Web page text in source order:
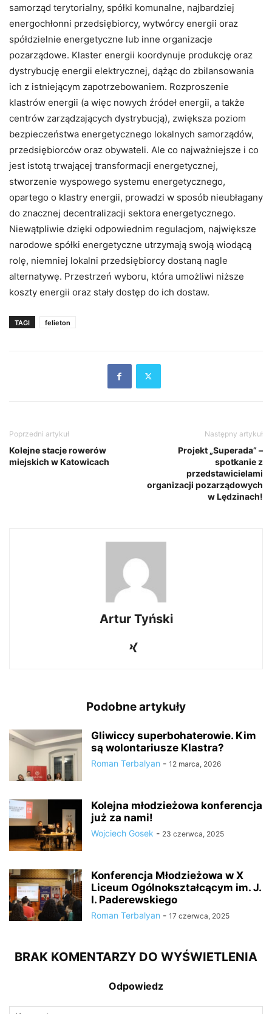
samorząd terytorialny, spółki komunalne, najbardziej
energochłonni przedsiębiorcy, wytwórcy energii oraz
spółdzielnie energetyczne lub inne organizacje
pozarządowe. Klaster energii koordynuje produkcję oraz
dystrybucję energii elektrycznej, dążąc do zbilansowania
ich z istniejącym zapotrzebowaniem. Rozproszenie
klastrów energii (a więc nowych źródeł energii, a także
centrów zarządzających dystrybucją), zwiększa poziom
bezpieczeństwa energetycznego lokalnych samorządów,
przedsiębiorców oraz obywateli. Ale co najważniejsze i co
jest istotą trwającej transformacji energetycznej,
stworzenie wyspowego systemu energetycznego,
opartego o klastry energii, prowadzi w sposób nieubłagany
do znacznej decentralizacji sektora energetycznego.
Niewątpliwie dzięki odpowiednim regulacjom, największe
narodowe spółki energetyczne utrzymają swoją wiodącą
rolę, niemniej lokalni przedsiębiorcy dostaną nagle
alternatywę. Przestrzeń wyboru, która umożliwi niższe
koszty energii oraz stały dostęp do ich dostaw.
TAGI felieton
Poprzedni artykuł
Kolejne stacje rowerów
miejskich w Katowicach
Następny artykuł
Projekt „Superada” –
spotkanie z
przedstawicielami
organizacji pozarządowych
w Lędzinach!
Artur Tyński
Podobne artykuły
Gliwiccy superbohaterowie. Kim
są wolontariusze Klastra?
Roman Terbalyan - 12 marca, 2026
Kolejna młodzieżowa konferencja
już za nami!
Wojciech Gosek - 23 czerwca, 2025
Konferencja Młodzieżowa w X
Liceum Ogólnokształcącym im. J.
I. Paderewskiego
Roman Terbalyan - 17 czerwca, 2025
BRAK KOMENTARZY DO WYŚWIETLENIA
Odpowiedz